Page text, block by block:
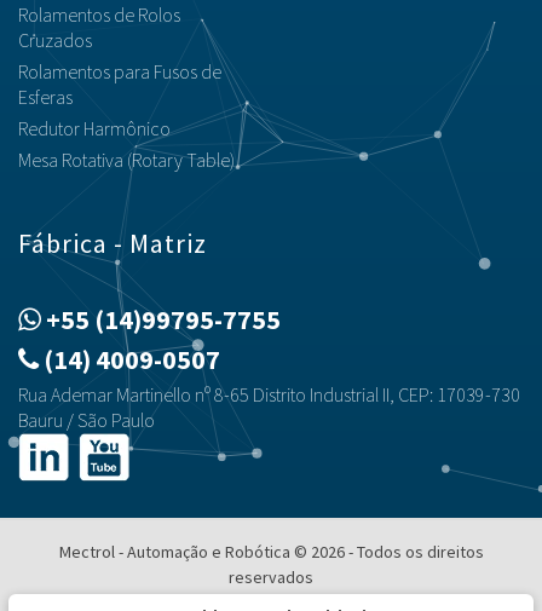
Rolamentos de Rolos
Cruzados
Rolamentos para Fusos de
Esferas
Redutor Harmônico
Mesa Rotativa (Rotary Table)
Fábrica - Matriz
+55 (14)99795-7755
(14) 4009-0507
Rua Ademar Martinello nº 8-65 Distrito Industrial II, CEP: 17039-730
Bauru / São Paulo
Mectrol - Automação e Robótica © 2026 - Todos os direitos
reservados